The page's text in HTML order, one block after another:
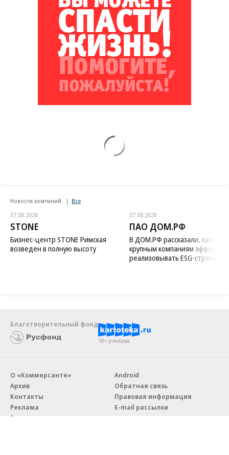
Новости компаний Все
07.08.2026
STONE
Бизнес-центр STONE Римская
возведен в полную высоту
07.08.2026
ПАО ДОМ.РФ
В ДОМ.РФ рассказали, как
крупным компаниям
реализовывать ESG-стратегию
Благотворительный фонд
18+ реклама
О «Коммерсанте»
Архив
Контакты
Реклама
Вакансии
Android
Обратная связь
Правовая информация
E-mail рассылки